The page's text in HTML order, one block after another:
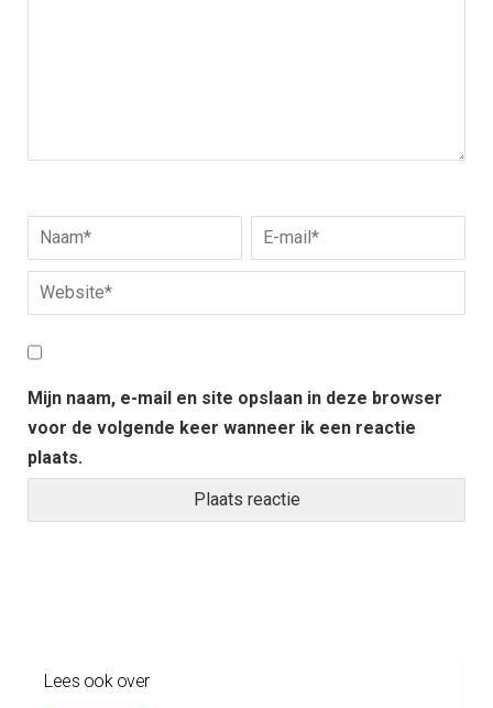
Mijn naam, e-mail en site opslaan in deze browser
voor de volgende keer wanneer ik een reactie
plaats.
Lees ook over